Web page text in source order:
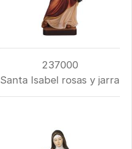
237000
Santa Isabel rosas y jarra